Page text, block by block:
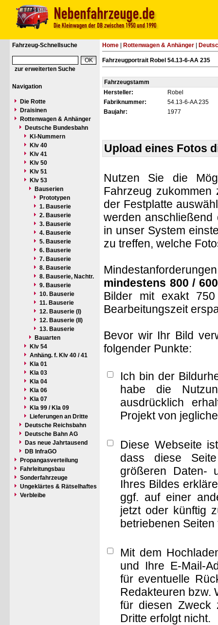
Fahrzeug-Schnellsuche
zur erweiterten Suche
Navigation
Die Rotte
Draisinen
Rottenwagen & Anhänger
Deutsche Bundesbahn
Kl-Nummern
Klv 40
Klv 41
Klv 50
Klv 51
Klv 53
Bauserien
Prototypen
1. Bauserie
2. Bauserie
3. Bauserie
4. Bauserie
5. Bauserie
6. Bauserie
7. Bauserie
8. Bauserie
8. Bauserie, Nachtr.
9. Bauserie
10. Bauserie
11. Bauserie
12. Bauserie (I)
12. Bauserie (II)
13. Bauserie
Bauarten
Klv 54
Anhäng. f. Klv 40 / 41
Kla 01
Kla 03
Kla 04
Kla 06
Kla 07
Kla 99 / Kla 09
Lieferungen an Dritte
Deutsche Reichsbahn
Deutsche Bahn AG
Das neue Jahrtausend
DB InfraGO
Propangasverteilung
Fahrleitungsbau
Sonderfahrzeuge
Ungeklärtes & Rätselhaftes
Verbleibe
Home Rottenwagen & Anhänger
Fahrzeugportrait Robel 54.13-6-AA 235
Fahrzeugstamm
Hersteller:
Robel
Fabriknummer:
54.13-6-AA 235
Baujahr:
1977
Upload eines Fotos
Nutzen Sie die
Fahrzeug
der Festplatte
werden anschließend
in unser System
zu treffen, welche
mindestens 800 /
Bilder mit exakt
Bearbeitungszeit
Bevor wir Ihr Bild
folgender Punkte:
Ich bin der
habe die
ausdrücklich
Projekt von
Diese Webseite
dass diese
größeren Daten-
Ihres Bildes
ggf. auf einer
jetzt oder künftig
betriebenen
Mit dem
und Ihre E-Mail-
für eventuelle
Redakteuren bzw.
für diesen Zweck
Dritte erfolgt nicht.